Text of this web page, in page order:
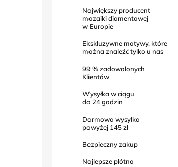
Największy producent
mozaiki diamentowej
w Europie
Ekskluzywne motywy, które
można znaleźć tylko u nas
99% zadowolonych
Klientów
Wysyłka w ciągu
do 24godzin
Darmowa wysyłka
powyżej 145 zł
Bezpieczny zakup
Najlepsze płótno